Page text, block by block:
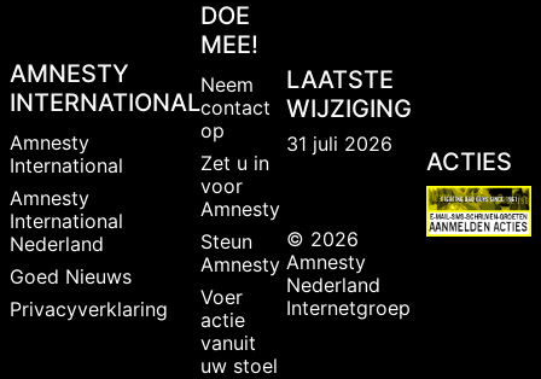
AMNESTY
INTERNATIONAL
Amnesty
International
Amnesty
International
Nederland
Goed Nieuws
Privacyverklaring
DOE
MEE!
Neem
contact
op
Zet u in
voor
Amnesty
Steun
Amnesty
Voer
actie
vanuit
uw stoel
LAATSTE
WIJZIGING
31 juli 2026
© 2026
Amnesty
Nederland
Internetgroep
ACTIES